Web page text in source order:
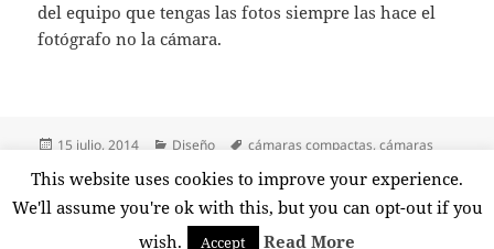
del equipo que tengas las fotos siempre las hace el
fotógrafo no la cámara.
Publicado
15 julio, 2014 Categorías
Diseño Etiquetas
cámaras compactas,cámaras
Deja un comentarioen Cámara compacta o reflex
Funciona gracias a WordPress
This website uses cookies to improve your experience.
We'll assume you're ok with this, but you can opt-out if you
wish.
Accept Read More